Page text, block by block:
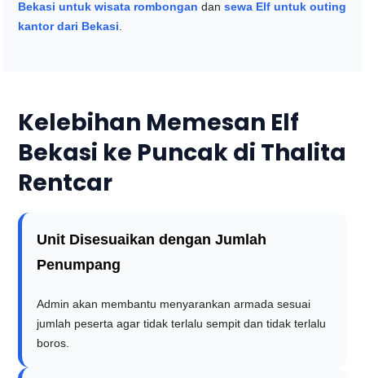
Bekasi untuk wisata rombongan dansewa Elf untuk outing
kantor dari Bekasi
Kelebihan Memesan Elf
Bekasi ke Puncak di Thalita
Rentcar
Unit Disesuaikan dengan Jumlah
Penumpang
Admin akan membantu menyarankan armada sesuai
jumlah peserta agar tidak terlalu sempit dan tidak terlalu
boros.